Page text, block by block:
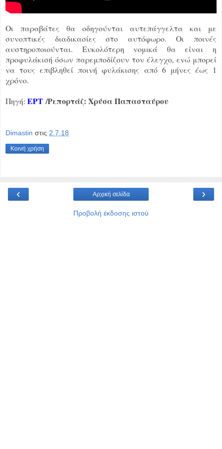
Οι παραβάτες θα οδηγούνται αυτεπάγγελτα και με
συνοπτικές διαδικασίες στο αυτόφωρο. Οι ποινές
αυστηροποιούνται. Ευκολότερη νομικά θα είναι η
προφυλάκισή όσων παρεμποδίζουν τον έλεγχο, ενώ μπορεί
να τους επιβληθεί ποινή φυλάκισης από 6 μήνες έως 1
χρόνο.
Πηγή: ΕΡΤ /Ρεπορτάζ: Χρύσα Παπασταύρου
Dimastin στις 2.7.18
Κοινή χρήση
‹ ›
Αρχική σελίδα
Προβολή έκδοσης ιστού